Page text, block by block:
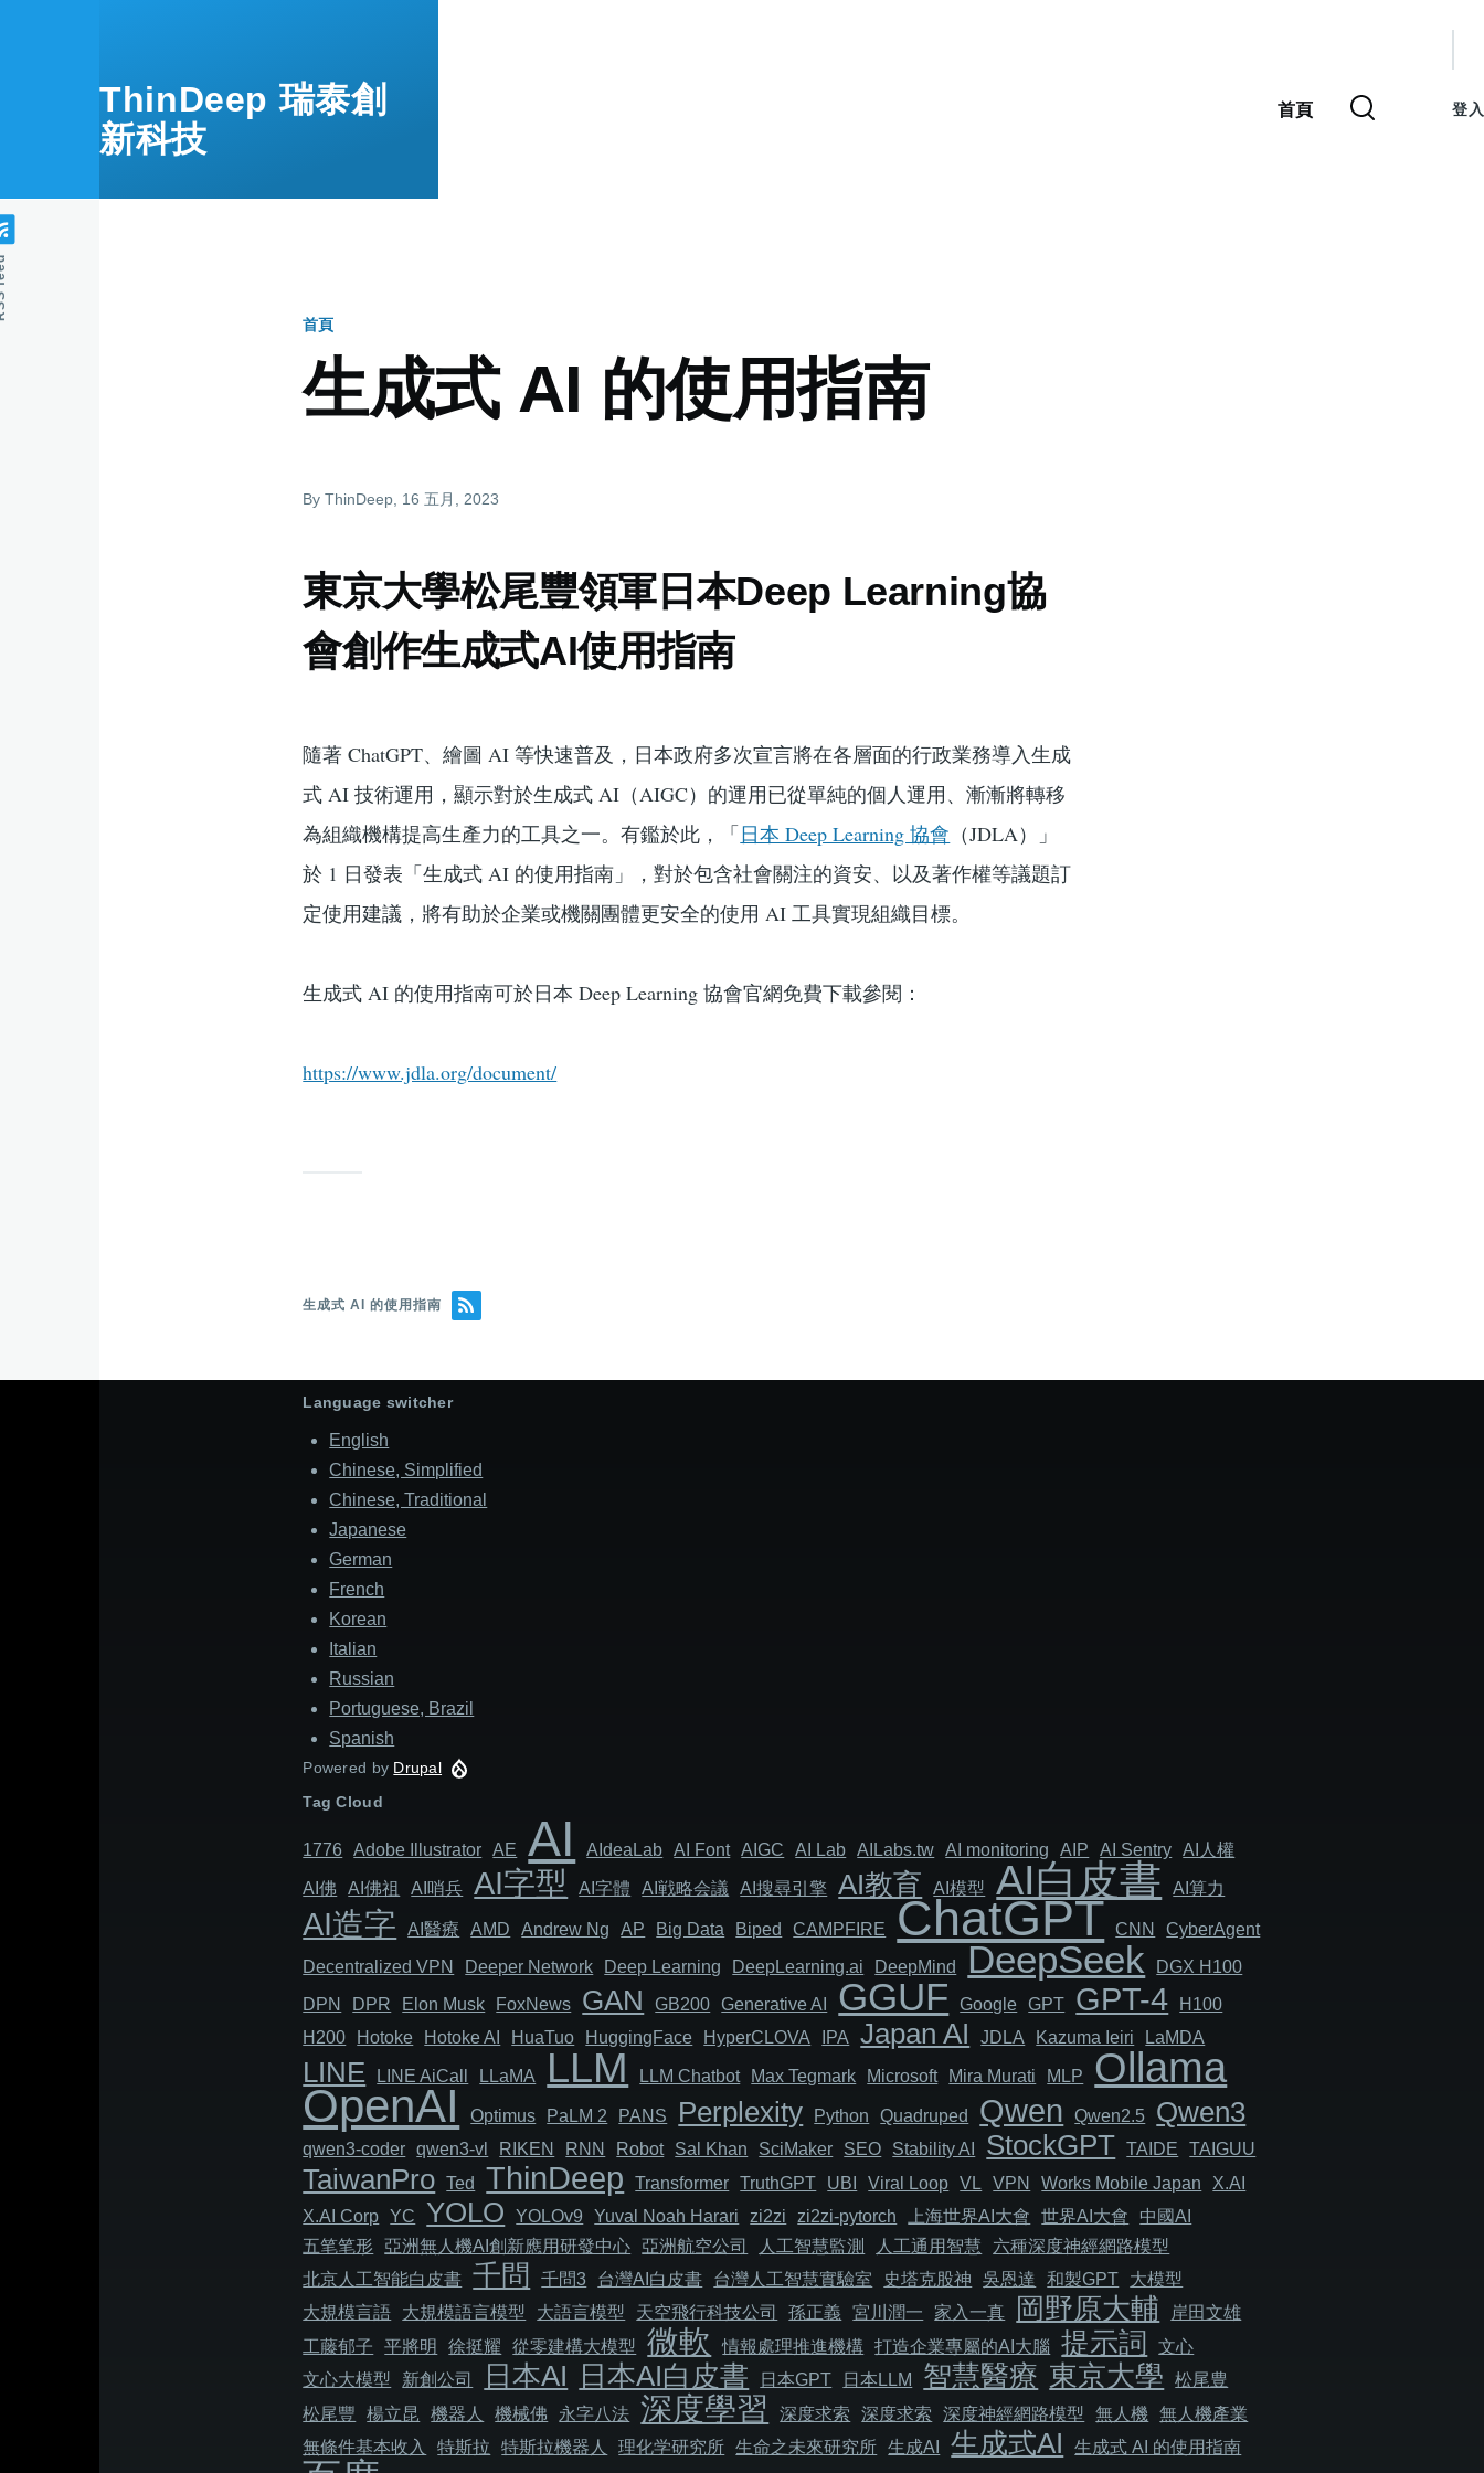
ThinDeep 瑞泰創
新科技
主
首頁 登入
導
航
首頁
生成式 AI 的使用指南
ByThinDeep , 16 五月, 2023
東京大學松尾豐領軍日本Deep Learning協
會創作生成式AI使用指南
隨著 ChatGPT、繪圖 AI 等快速普及，日本政府多次宣言將在各層面的行政業務導入生成
式 AI 技術運用，顯示對於生成式 AI（AIGC）的運用已從單純的個人運用、漸漸將轉移
為組織機構提高生產力的工具之一。有鑑於此，「日本 Deep Learning 協會 （JDLA）」
於 1 日發表「生成式 AI 的使用指南」，對於包含社會關注的資安、以及著作權等議題訂
定使用建議，將有助於企業或機關團體更安全的使用 AI 工具實現組織目標。
生成式 AI 的使用指南可於日本 Deep Learning 協會官網免費下載參閱：
https://www.jdla.org/document/
生成式 AI 的使用指南
Language switcher
English
Chinese, Simplified
Chinese, Traditional
Japanese
German
French
Korean
Italian
Russian
Portuguese, Brazil
Spanish
Powered by Drupal
Tag Cloud
1776 Adob​​e Illustrator AE AI AIdeaLab AI Font AIGC AI Lab AILabs.tw AI monitoring AIP AI Sentry AI人權
AI佛 AI佛祖 AI哨兵 AI字型 AI字體 AI戦略会議 AI搜尋引擎 AI教育 AI模型 AI白皮書 AI算力
AI造字 AI醫療 AMD Andrew Ng AP Big Data Biped CAMPFIRE ChatGPT CNN
Cyber​​Agent
Decentralized VPN
Deeper Network Deep Learning DeepLearning.ai DeepMind DeepSeek
DGX H100
DPN
DPR Elon Musk FoxNews GAN GB200 Generative AI GGUF Google GPT GPT-4
H100
H200
Hotoke Hotoke AI HuaTuo HuggingFace HyperCLOVA IPA Japan AI JDLA Kazuma Ieiri LaMDA
LINE LINE AiCall LLaMA LLM LLM Chatbot Max Tegmark Microsoft Mira Murati MLP Ollama
OpenAI Optimus PaLM 2 PANS Perplexity Python Quadruped Qwen Qwen2.5 Qwen3
qwen3-coder qwen3-vl RIKEN RNN Robot Sal Khan SciMaker SEO Stability AI StockGPT TAIDE TAIGUU
TaiwanPro Ted ThinDeep Transformer TruthGPT UBI Viral Loop VL VPN Works Mobile Japan
X.AI
X.AI Corp
YC YOLO YOLOv9 Yuval Noah Harari zi2zi zi2zi-pytorch 上海世界AI大會 世界AI大會
中國AI
五笔笔形
亞洲無人機AI創新應用研發中心 亞洲航空公司 人工智慧監測 人工通用智慧
六種深度神經網路模型
北京人工智能白皮書
千問 千問3 台灣AI白皮書 台灣人工智慧實驗室 史塔克股神 吳恩達 和製GPT
大模型
大規模言語
大規模語言模型 大語言模型 天空飛行科技公司 孫正義 宮川潤一 家入一真 岡野原大輔
岸田文雄
工藤郁子
平將明 徐挺耀 從零建構大模型 微軟 情報處理推進機構 打造企業專屬的AI大腦 提示詞
文心
文心大模型
新創公司 日本AI 日本AI白皮書 日本GPT 日本LLM 智慧醫療 東京大學
松尾豊
松尾豐
楊立昆 機器人 機械佛 永字八法 深度學習 深度求索 深度求索 深度神經網路模型 無人機
無人機產業
無條件基本收入
特斯拉 特斯拉機器人 理化学研究所 生命之未來研究所 生成AI 生成式AI 生成式 AI 的使用指南